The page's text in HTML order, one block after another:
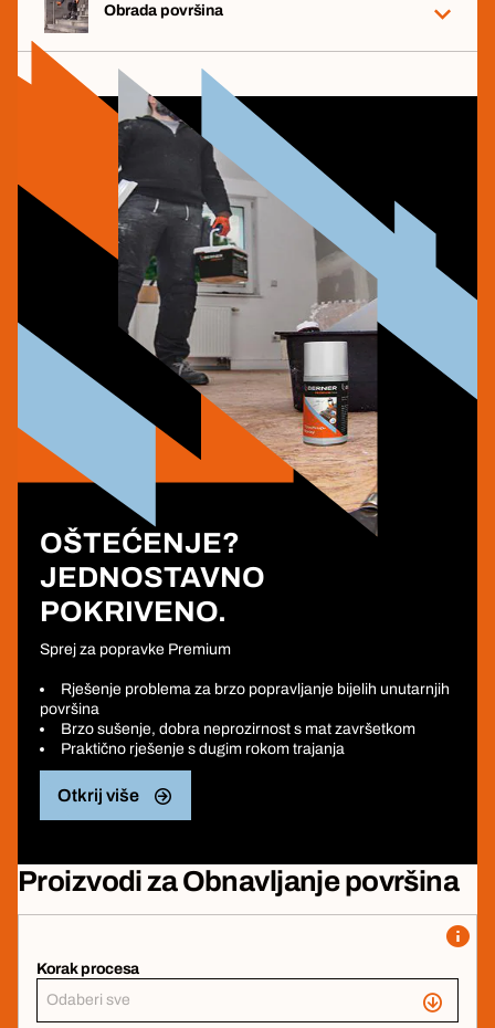
Obrada površina
OŠTEĆENJE?
JEDNOSTAVNO
POKRIVENO.
Sprej za popravke Premium
Rješenje problema za brzo popravljanje bijelih unutarnjih
površina
Brzo sušenje, dobra neprozirnost s mat završetkom
Praktično rješenje s dugim rokom trajanja
Otkrij više
Proizvodi za Obnavljanje površina
Korak procesa
Odaberi sve